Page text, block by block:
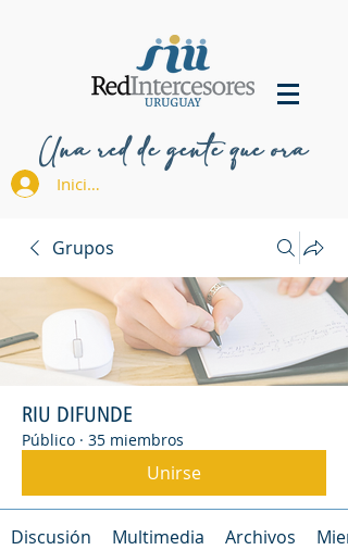
Una red de gente que ora
Iniciar sesión
Grupos
RIU DIFUNDE
Público · 35 miembros
Unirse
Discusión Multimedia Archivos